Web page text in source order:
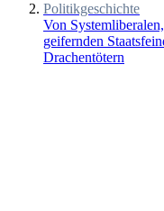
Politikgeschichte
Von Systemliberalen,
geifernden
Drachentötern